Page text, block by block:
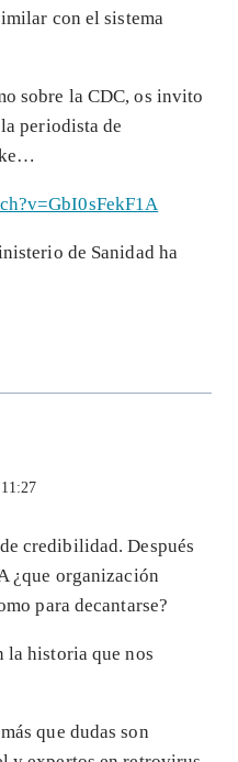
con el sistema
sobre la CDC, os invito
periodista de
de Sanidad ha
credibilidad. Después
¿que organización
para decantarse?
la historia que nos
que dudas son